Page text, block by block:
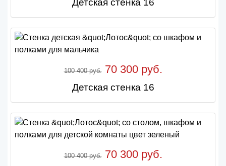
100 400 руб.70 300 руб.
Детская стенка 16
100 400 руб.70 300 руб.